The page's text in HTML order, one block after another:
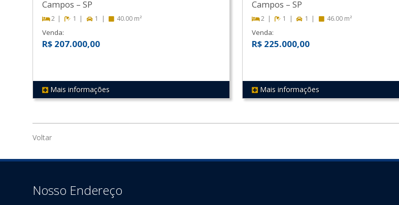
REF 202
Campos – SP
2 1 1 40.00 m²
Venda:
R$ 207.000,00
Mais informações REF 278
Campos – SP
2 1 1 46.00 m²
Venda:
R$ 225.000,00
Mais informações
Voltar
Nosso Endereço